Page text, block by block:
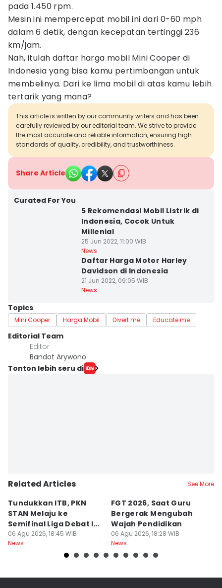
pada 1.450 rpm.
Mesin ini mempercepat mobil ini dari 0-60 mph
dalam 6 detik, dengan kecepatan tertinggi 236
km/jam.
Nah, itulah daftar harga mobil Mini Cooper di
Indonesia yang bisa kamu pertimbangan untuk
membelinya. Dari ke lima mobil di atas kamu lebih
tertarik yang mana?
This article is written by our community writers and has been
carefully reviewed by our editorial team. We strive to provide
the most accurate and reliable information, ensuring high
standards of quality, credibility, and trustworthiness.
Share Article
Curated For You
5 Rekomendasi Mobil Listrik di
Indonesia, Cocok Untuk
Millenial
25 Jun 2022, 11:00 WIB
News
Daftar Harga Motor Harley
Davidson di Indonesia
21 Jun 2022, 09:05 WIB
News
Topics
Mini Cooper Harga Mobil Divert me Educate me
Editorial Team
Editor
Bandot Arywono
Tonton lebih seru di
Related Articles See More
Tundukkan ITB, PKN
STAN Melaju ke
Semifinal Liga Debat IDN
Times 2026
06 Agu 2026, 18:45 WIB
News
FGT 2026, Saat Guru
Bergerak Mengubah
Wajah Pendidikan
06 Agu 2026, 18:28 WIB
News